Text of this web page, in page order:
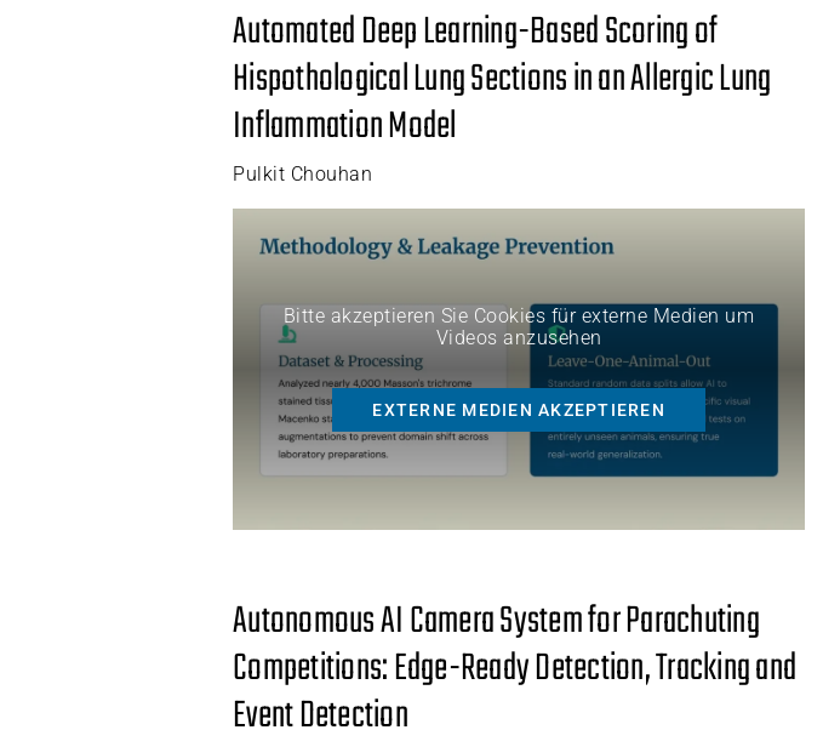
Automated Deep Learning-Based Scoring of
Hispothological Lung Sections in an Allergic Lung
Inflammation Model
Pulkit Chouhan
Bitte akzeptieren Sie Cookies für externe Medien um
Videos anzusehen
EXTERNE MEDIEN AKZEPTIEREN
Autonomous AI Camera System for Parachuting
Competitions: Edge-Ready Detection, Tracking and
Event Detection